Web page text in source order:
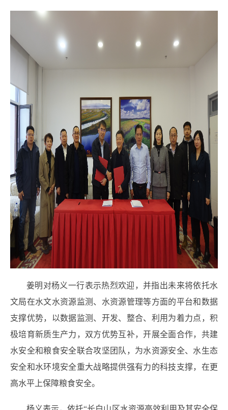
姜明对杨义一行表示热烈欢迎，并指出未来将依托水
文局在水文水资源监测、水资源管理等方面的平台和数据
支撑优势， 以数据监测、开发、整合、利用 为着力点，积
极培育新质生产力， 双方优势互补，开展全面合作，共建
水安全和粮食安全联合攻坚团队，为水资源安全、水生态
安全和水环境安全重大战略提供强有力的科技支撑， 在更
高水平上保障粮食安全。